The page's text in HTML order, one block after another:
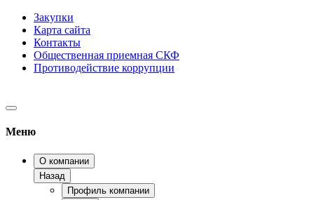
Закупки
Карта сайта
Контакты
Общественная приемная СКФ
Противодействие коррупции
Меню
О компании
Назад
Профиль компании